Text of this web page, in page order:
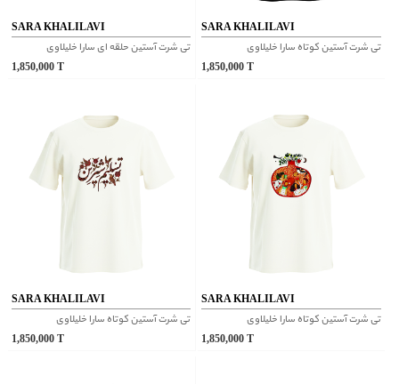
SARA KHALILAVI
تی شرت آستین حلقه ای سارا خلیلاوی
1,850,000T
SARA KHALILAVI
تی شرت آستین کوتاه سارا خلیلاوی
1,850,000 T
SARA KHALILAVI
تی شرت آستین کوتاه سارا خلیلاوی
1,850,000T
SARA KHALILAVI
تی شرت آستین کوتاه سارا خلیلاوی
1,850,000 T